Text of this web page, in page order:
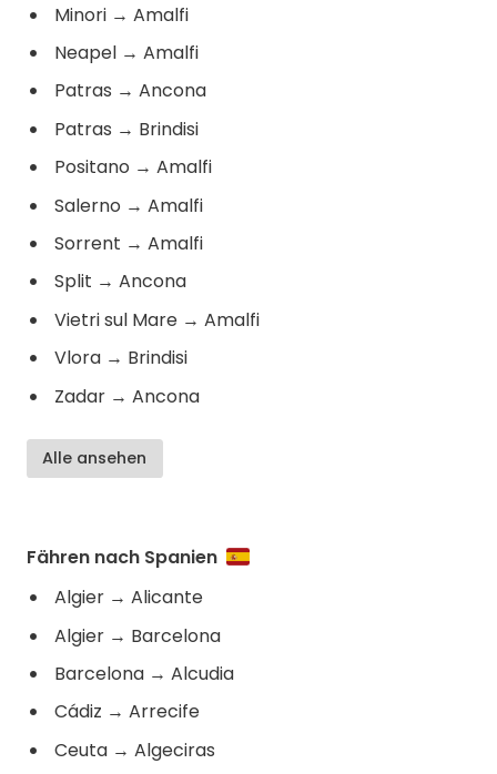
Minori → Amalfi
Neapel → Amalfi
Patras → Ancona
Patras → Brindisi
Positano → Amalfi
Salerno → Amalfi
Sorrent → Amalfi
Split → Ancona
Vietri sul Mare → Amalfi
Vlora → Brindisi
Zadar → Ancona
Alle ansehen
Fähren nach Spanien
Algier → Alicante
Algier → Barcelona
Barcelona → Alcudia
Cádiz → Arrecife
Ceuta → Algeciras